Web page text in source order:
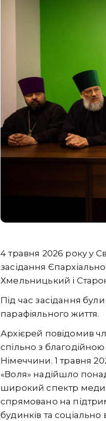
4 травня 2026 року у
засідання
Хмельницький і
Під час засідання
парафіяльного життя.
Архієрей повідомив
спільно з
Німеччини. 1 травня
«Воля» надійшло
широкий спектр
спрямовано на
будинків та